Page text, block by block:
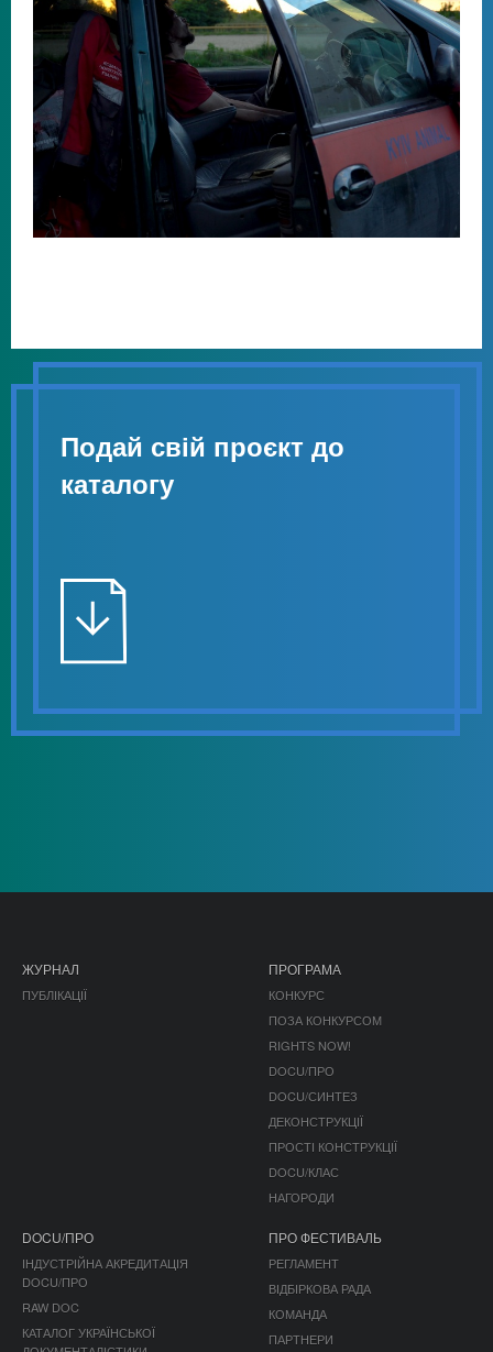
Подай свій проєкт до
каталогу
ЖУРНАЛ
ПУБЛІКАЦІЇ
ПРОГРАМА
КОНКУРС
ПОЗА КОНКУРСОМ
RIGHTS NOW!
DOCU/ПРО
DOCU/СИНТЕЗ
ДЕКОНСТРУКЦІЇ
ПРОСТІ КОНСТРУКЦІЇ
DOCU/КЛАС
НАГОРОДИ
DOCU/ПРО
ІНДУСТРІЙНА АКРЕДИТАЦІЯ
DOCU/ПРО
RAW DOC
КАТАЛОГ УКРАЇНСЬКОЇ
ПРО ФЕСТИВАЛЬ
РЕГЛАМЕНТ
ВІДБІРКОВА РАДА
КОМАНДА
ПАРТНЕРИ